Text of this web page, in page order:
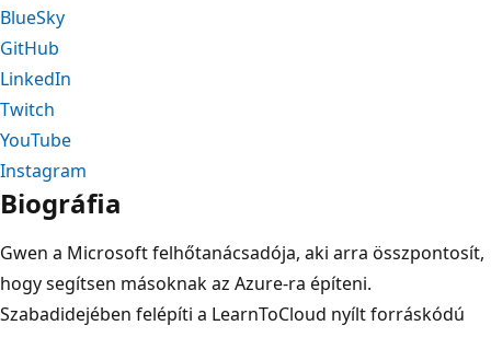
BlueSky
GitHub
LinkedIn
Twitch
YouTube
Instagram
Biográfia
Gwen a Microsoft felhőtanácsadója, aki arra összpontosít,
hogy segítsen másoknak az Azure-ra építeni.
Szabadidejében felépíti a LearnToCloud nyílt forráskódú